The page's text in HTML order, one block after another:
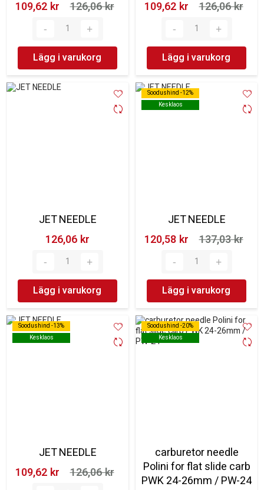
109,62 kr‎ 126,06 kr‎
Lägg i varukorg
109,62 kr‎ 126,06 kr‎
Lägg i varukorg
JET NEEDLE
126,06 kr‎
Lägg i varukorg
Soodushind -12%
Kesklaos
Soodushind -12%
Kesklaos
JET NEEDLE
120,58 kr‎
137,03 kr‎
Lägg i varukorg
Soodushind -13%
Kesklaos
Soodushind -13%
Kesklaos
JET NEEDLE
109,62 kr‎
126,06 kr‎
Soodushind -20%
Kesklaos
Soodushind -20%
Kesklaos
carburetor needle
Polini for flat slide carb
PWK 24-26mm / PW-24